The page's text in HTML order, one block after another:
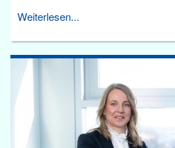
Weiterlesen...